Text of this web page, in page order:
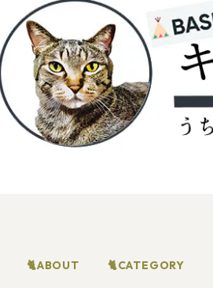
🐈ABOUT 🐈CATEGORY